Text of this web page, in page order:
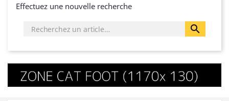
Effectuez une nouvelle recherche
